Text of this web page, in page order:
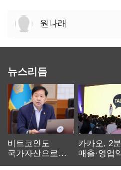
원나래
뉴스리듬
비트코인도
국가자산으로…'
카카오, 2
매출·영업